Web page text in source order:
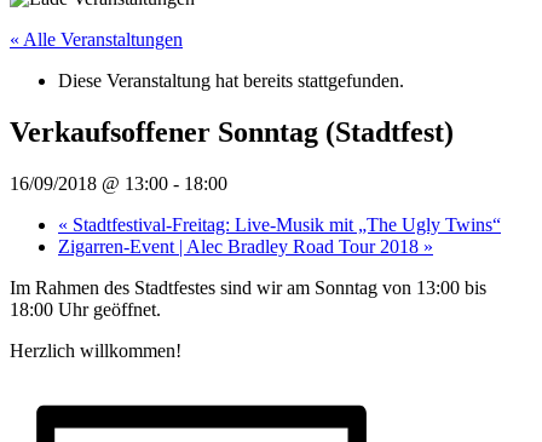
« Alle Veranstaltungen
Diese Veranstaltung hat bereits stattgefunden.
Verkaufsoffener Sonntag (Stadtfest)
16/09/2018 @ 13:00 - 18:00
« Stadtfestival-Freitag: Live-Musik mit „The Ugly Twins“
Zigarren-Event | Alec Bradley Road Tour 2018 »
Im Rahmen des Stadtfestes sind wir am Sonntag von 13:00 bis
18:00 Uhr geöffnet.
Herzlich willkommen!